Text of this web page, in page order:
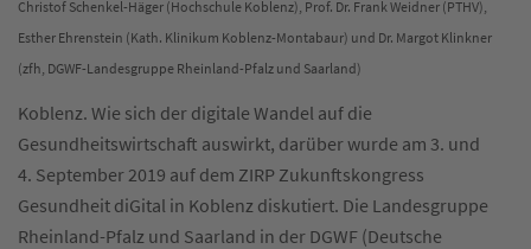
Christof Schenkel-Häger (Hochschule Koblenz), Prof. Dr. Frank Weidner (PTHV),
Esther Ehrenstein (Kath. Klinikum Koblenz-Montabaur) und Dr. Margot Klinkner
(zfh, DGWF-Landesgruppe Rheinland-Pfalz und Saarland)
Koblenz. Wie sich der digitale Wandel auf die
Gesundheitswirtschaft auswirkt, darüber wurde am 3. und
4. September 2019 auf dem ZIRP Zukunftskongress
Gesundheit diGital in Koblenz diskutiert. Die Landesgruppe
Rheinland-Pfalz und Saarland in der DGWF (Deutsche